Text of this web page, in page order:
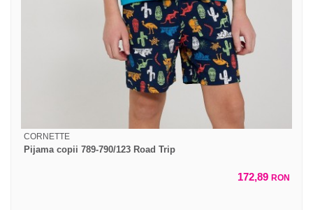
CORNETTE
Pijama copii 789-790/123 Road Trip
172,89 RON